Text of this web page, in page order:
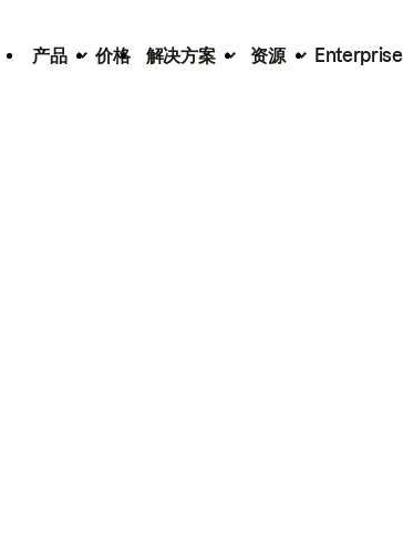
产品 价格 解决方案 资源 Enterprise